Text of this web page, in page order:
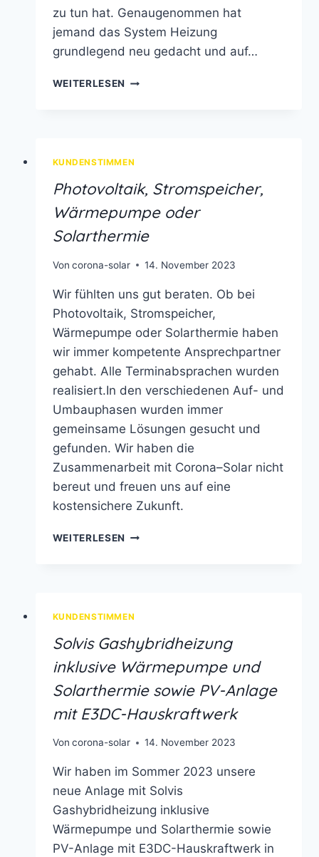
zu tun hat. Genaugenommen hat
jemand das System Heizung
grundlegend neu gedacht und auf…
WEITERLESEN ERFAHRUNGBERICHT
KUNDENSTIMMEN
Photovoltaik, Stromspeicher,
Wärmepumpe oder
Solarthermie
Von corona-solar 14. November 2023
Wir fühlten uns gut beraten. Ob bei
Photovoltaik, Stromspeicher,
Wärmepumpe oder Solarthermie haben
wir immer kompetente Ansprechpartner
gehabt. Alle Terminabsprachen wurden
realisiert.In den verschiedenen Auf- und
Umbauphasen wurden immer
gemeinsame Lösungen gesucht und
gefunden. Wir haben die
Zusammenarbeit mit Corona–Solar nicht
bereut und freuen uns auf eine
kostensichere Zukunft.
WEITERLESEN PHOTOVOLTAIK,
KUNDENSTIMMEN
Solvis Gashybridheizung
inklusive Wärmepumpe und
Solarthermie sowie PV-Anlage
mit E3DC-Hauskraftwerk
Von corona-solar 14. November 2023
Wir haben im Sommer 2023 unsere
neue Anlage mit Solvis
Gashybridheizung inklusive
Wärmepumpe und Solarthermie sowie
PV-Anlage mit E3DC-Hauskraftwerk in